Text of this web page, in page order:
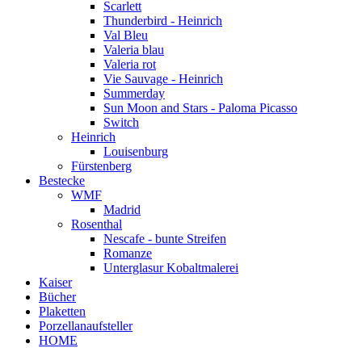
Scarlett
Thunderbird - Heinrich
Val Bleu
Valeria blau
Valeria rot
Vie Sauvage - Heinrich
Summerday
Sun Moon and Stars - Paloma Picasso
Switch
Heinrich
Louisenburg
Fürstenberg
Bestecke
WMF
Madrid
Rosenthal
Nescafe - bunte Streifen
Romanze
Unterglasur Kobaltmalerei
Kaiser
Bücher
Plaketten
Porzellanaufsteller
HOME